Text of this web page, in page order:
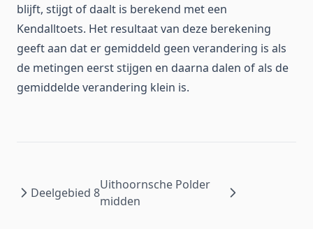
blijft, stijgt of daalt is berekend met een
Kendalltoets. Het resultaat van deze berekening
geeft aan dat er gemiddeld geen verandering is als
de metingen eerst stijgen en daarna dalen of als de
gemiddelde verandering klein is.
Deelgebied 8
Uithoornsche Polder
midden